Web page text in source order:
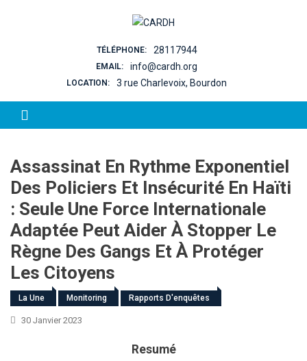
TÉLÉPHONE: 28117944
EMAIL: info@cardh.org
LOCATION: 3 rue Charlevoix, Bourdon
Assassinat En Rythme Exponentiel
Des Policiers Et Insécurité En Haïti
: Seule Une Force Internationale
Adaptée Peut Aider À Stopper Le
Règne Des Gangs Et À Protéger
Les Citoyens
La Une Monitoring Rapports D'enquêtes
30 Janvier 2023
Resumé